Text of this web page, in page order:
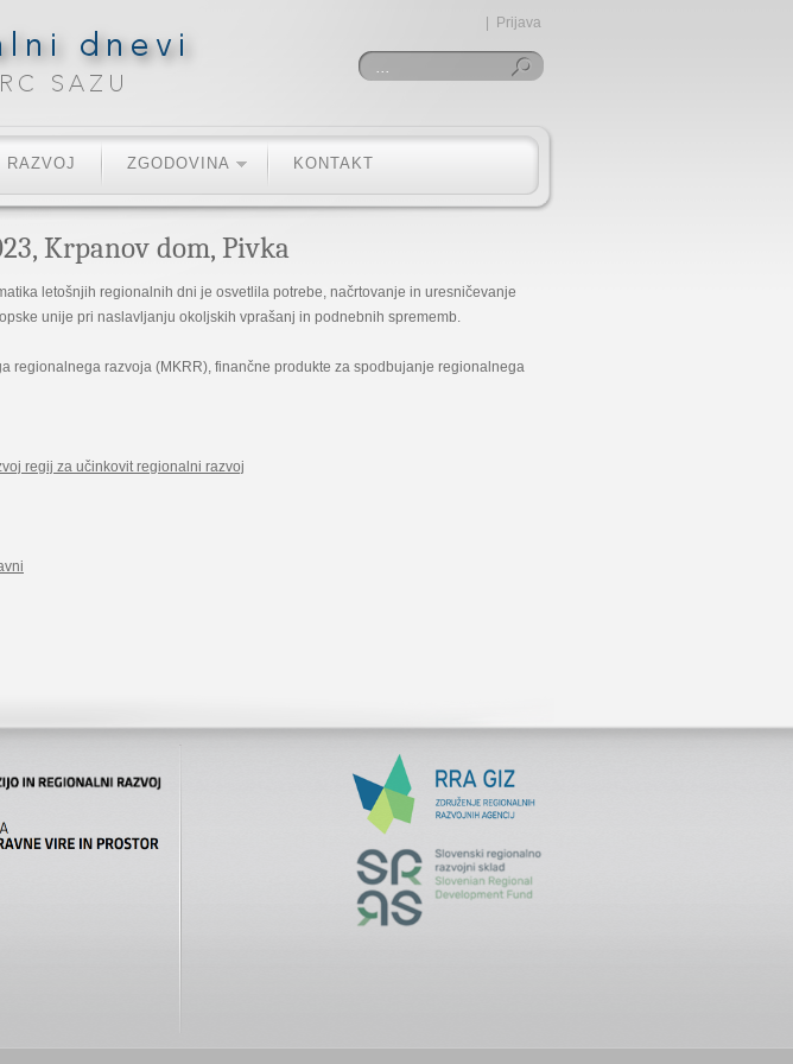
Prijava
RAZVOJ ZGODOVINA KONTAKT
Krpanov dom, Pivka
letošnjih regionalnih dni je osvetlila potrebe, načrtovanje in uresničevanje
unije pri naslavljanju okoljskih vprašanj in podnebnih sprememb.
regionalnega razvoja (MKRR), finančne produkte za spodbujanje regionalnega
regij za učinkovit regionalni razvoj